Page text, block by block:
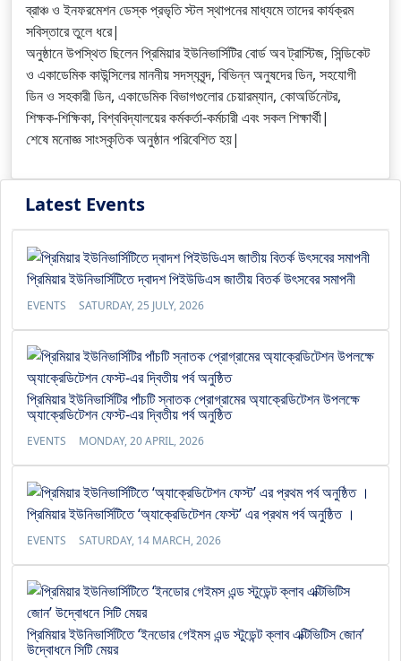
ব্রাঞ্চ ও ইনফরমেশন ডেস্ক প্রভৃতি স্টল স্থাপনের মাধ্যমে তাদের কার্যক্রম
সবিস্তারে তুলে ধরে|
অনুষ্ঠানে উপস্থিত ছিলেন প্রিমিয়ার ইউনিভার্সিটির বোর্ড অব ট্রাস্টিজ, সিন্ডিকেট
ও একাডেমিক কাউন্সিলের মাননীয় সদস্যবৃন্দ, বিভিন্ন অনুষদের ডিন, সহযোগী
ডিন ও সহকারী ডিন, একাডেমিক বিভাগগুলোর চেয়ারম্যান, কোঅর্ডিনেটর,
শিক্ষক-শিক্ষিকা, বিশ্ববিদ্যালয়ের কর্মকর্তা-কর্মচারী এবং সকল শিক্ষার্থী|
শেষে মনোজ্ঞ সাংস্কৃতিক অনুষ্ঠান পরিবেশিত হয়|
Latest Events
প্রিমিয়ার ইউনিভার্সিটিতে দ্বাদশ পিইউডিএস জাতীয় বিতর্ক উৎসবের সমাপনী
EVENTS SATURDAY, 25 JULY, 2026
প্রিমিয়ার ইউনিভার্সিটির পাঁচটি স্নাতক প্রোগ্রামের অ্যাক্রেডিটেশন উপলক্ষে
অ্যাক্রেডিটেশন ফেস্ট-এর দ্বিতীয় পর্ব অনুষ্ঠিত
EVENTS MONDAY, 20 APRIL, 2026
প্রিমিয়ার ইউনিভার্সিটিতে ‘অ্যাক্রেডিটেশন ফেস্ট’ এর প্রথম পর্ব অনুষ্ঠিত ।
EVENTS SATURDAY, 14 MARCH, 2026
প্রিমিয়ার ইউনিভার্সিটিতে ‘ইনডোর গেইমস এন্ড স্টুডেন্ট ক্লাব এক্টিভিটিস জোন’
উদ্বোধনে সিটি মেয়র